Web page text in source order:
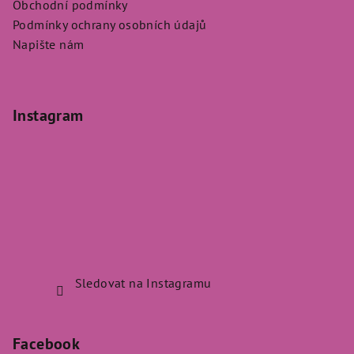
Obchodní podmínky
Podmínky ochrany osobních údajů
Napište nám
Instagram
Sledovat na Instagramu
Facebook